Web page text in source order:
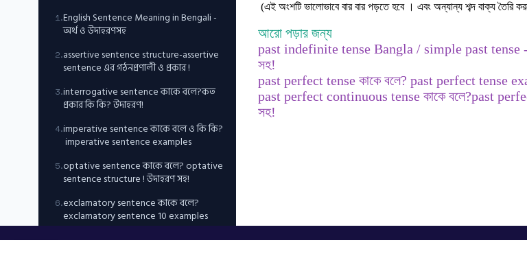
1.English Sentence Meaning in Bengali -
অর্থ ও উদাহরণসহ
2.assertive sentence structure-assertive
sentence এর গঠনপ্রণালী ও প্রকার !
3.interrogative sentence কাকে বলে?কত
প্রকার কি কি? উদাহরণ!
4.imperative sentence কাকে বলে ও কি কি?
imperative sentence examples
5.optative sentence কাকে বলে? optative
sentence structure ! উদাহরণ সহ!
6.exclamatory sentence কাকে বলে?
exclamatory sentence 10 examples
(এই অংশটি ভালোভাবে বার বার পড়তে হবে । এবং অন্যান্য শব্দ বাক্য তৈরি
আরো পড়ার জন্য
past indefinite tense Bangla / simple past tense -
সহ!
past perfect tense কাকে বলে? past perfect tense
past perfect continuous tense কাকে বলে?past
সহ!